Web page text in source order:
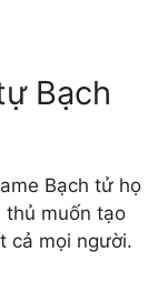
Bạch
Bạch tử họ
thủ muốn tạo
cả mọi người.